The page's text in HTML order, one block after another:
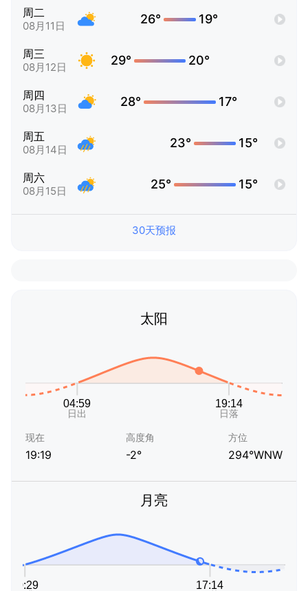
周二
08月11日 26° 19°
周三
08月12日 29° 20°
周四
08月13日 28° 17°
周五
08月14日 23° 15°
周六
08月15日 25° 15°
30天预报
太阳
现在
19:19
高度角
-2°
方位
294°WNW
月亮